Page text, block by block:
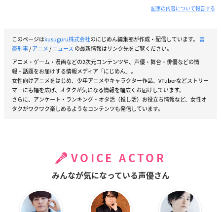
記事の内容について報告する
このページはkusuguru株式会社のにじめん編集部が作成・配信しています。 富
豪刑事/アニメ/ニュース の最新情報はリンク先をご覧ください。
アニメ・ゲーム・漫画などの2次元コンテンツや、声優・舞台・俳優などの情
報・話題をお届けする情報メディア「にじめん」。
女性向けアニメをはじめ、少年アニメやキャラクター作品、VTuberなどストリー
マーにも幅を広げ、オタクが気になる情報を幅広くお届けしています。
さらに、アンケート・ランキング・オタ活（推し活）お役立ち情報など、女性オ
タクがワクワク楽しめるようなコンテンツも発信しています。
VOICE ACTOR
みんなが気になっている声優さん